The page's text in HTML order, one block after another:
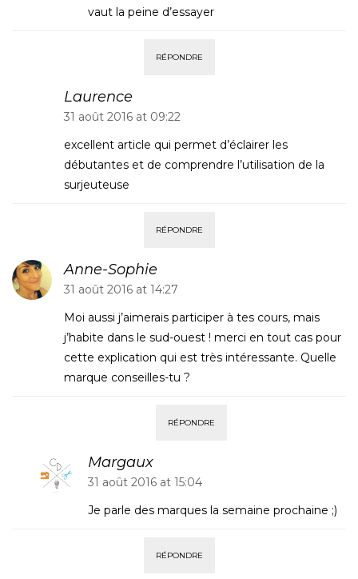
vaut la peine d’essayer
RÉPONDRE
Laurence
31 août 2016 at 09:22
excellent article qui permet d’éclairer les
débutantes et de comprendre l’utilisation de la
surjeuteuse
RÉPONDRE
Anne-Sophie
31 août 2016 at 14:27
Moi aussi j’aimerais participer à tes cours, mais
j’habite dans le sud-ouest ! merci en tout cas pour
cette explication qui est très intéressante. Quelle
marque conseilles-tu ?
RÉPONDRE
Margaux
31 août 2016 at 15:04
Je parle des marques la semaine prochaine ;)
RÉPONDRE